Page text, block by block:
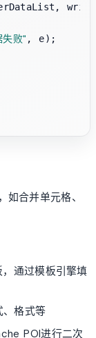
失败" , e);
合并单元格、
通过模板引擎填
、格式等
POI进行二次